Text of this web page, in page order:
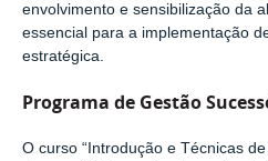
envolvimento e sensibilização da
essencial para a implementação
estratégica.
Programa de Gestão
O curso “Introdução e Técnicas